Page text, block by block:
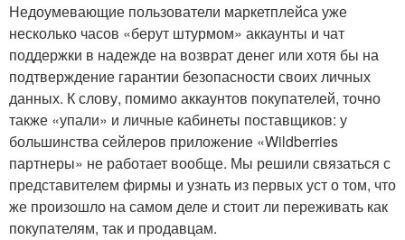
Недоумевающие пользователи маркетплейса уже
несколько часов «берут штурмом» аккаунты и чат
поддержки в надежде на возврат денег или хотя бы на
подтверждение гарантии безопасности своих личных
данных. К слову, помимо аккаунтов покупателей, точно
также «упали» и личные кабинеты поставщиков: у
большинства сейлеров приложение «Wildberries
партнеры» не работает вообще. Мы решили связаться с
представителем фирмы и узнать из первых уст о том, что
же произошло на самом деле и стоит ли переживать как
покупателям, так и продавцам.